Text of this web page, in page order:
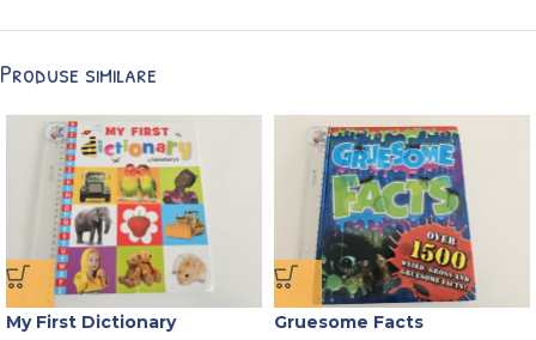
Produse similare
My First Dictionary Gruesome Facts